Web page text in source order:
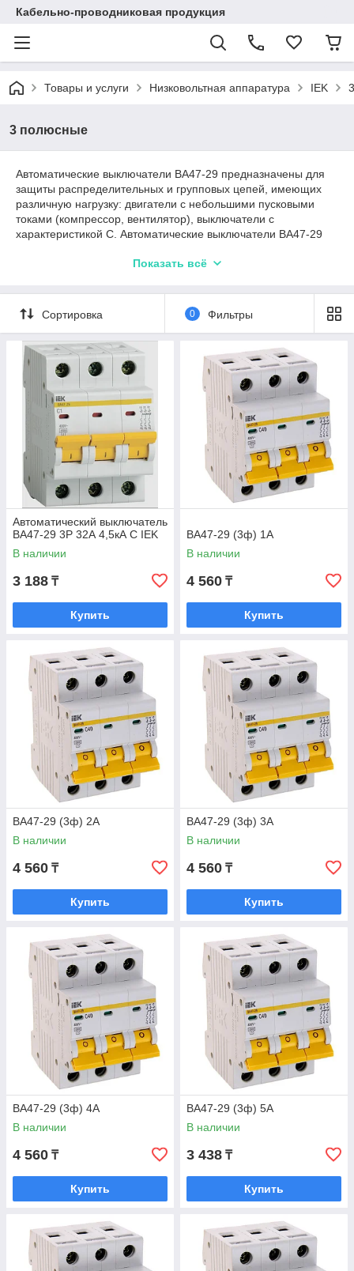
Кабельно-проводниковая продукция
Товары и услуги Низковольтная аппаратура IEK
3 полюсные
Автоматические выключатели ВА47-29 предназначены для
защиты распределительных и групповых цепей, имеющих
различную нагрузку: двигатели с небольшими пусковыми
токами (компрессор, вентилятор), выключатели с
характеристикой C. Автоматические выключатели ВА47-29
устройствах для жилых и общественных зданий. 200
Показать всё
Сортировка 0 Фильтры
Автоматический выключатель
ВА47-29 3Р 32А 4,5кА С IEK
В наличии
3 188 ₸
Купить
ВА47-29 (3ф) 1А
В наличии
4 560 ₸
Купить
ВА47-29 (3ф) 2А
В наличии
4 560 ₸
Купить
ВА47-29 (3ф) 3А
В наличии
4 560 ₸
Купить
ВА47-29 (3ф) 4А
В наличии
4 560 ₸
Купить
ВА47-29 (3ф) 5А
В наличии
3 438 ₸
Купить